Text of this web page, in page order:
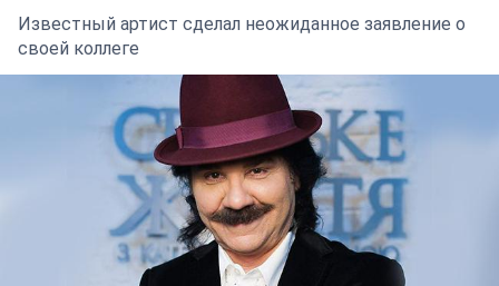
Известный артист сделал неожиданное заявление о
своей коллеге